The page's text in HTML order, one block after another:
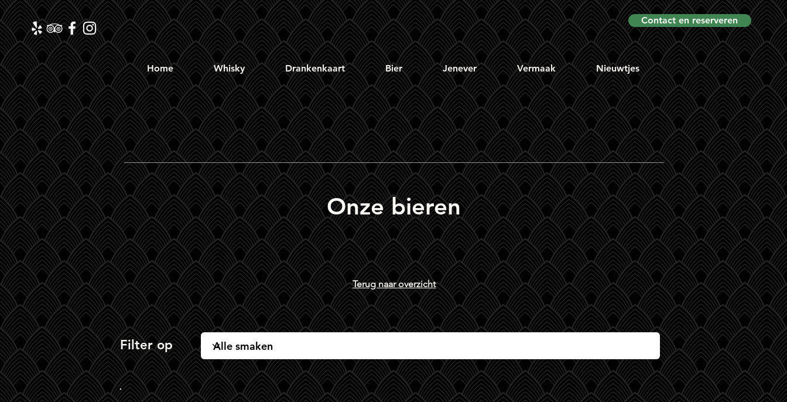
Contact en reserveren
Home Whisky Drankenkaart Bier Jenever Vermaak Nieuwtjes
Onze bieren
Terug naar overzicht
Filter op